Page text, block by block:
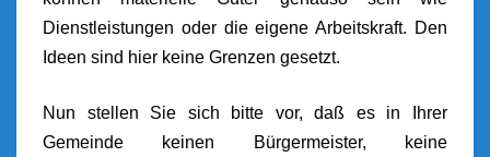
Dienstleistungen oder die eigene Arbeitskraft. Den
Ideen sind hier keine Grenzen gesetzt.
Nun stellen Sie sich bitte vor, daß es in Ihrer
Gemeinde keinen Bürgermeister, keine